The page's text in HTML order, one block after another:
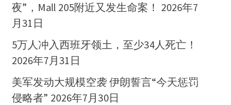
夜”，Mall 205附近又发生命案！ 2026年7
月31日
5万人冲入西班牙领土，至少34人死亡！
2026年7月31日
美军发动大规模空袭 伊朗誓言“今天惩罚
侵略者” 2026年7月30日